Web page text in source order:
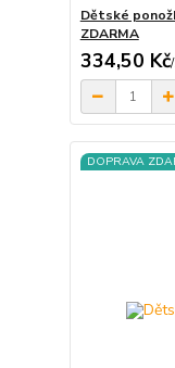
Dětské
ZDARMA
334,50 Kč/.
DOPRAVA